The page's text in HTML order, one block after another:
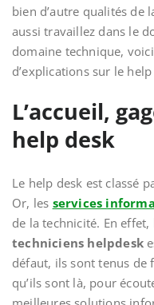
bien d’autre qualités de
aussi travaillez dans le
domaine technique,
d’explications sur le help
L’accueil,
help desk
Le help desk est classé
Or, les services
de la technicité. En
techniciens helpdesk
défaut, ils sont tenus
qu’ils sont là, pour